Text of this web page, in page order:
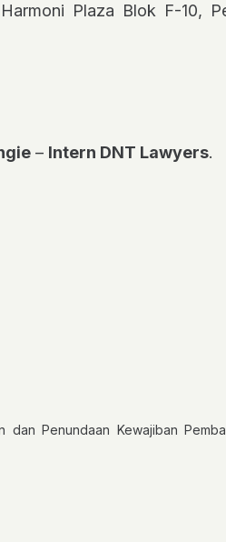
Plaza Blok F-10,
– Intern DNT Lawyers.
Penundaan Kewajiban